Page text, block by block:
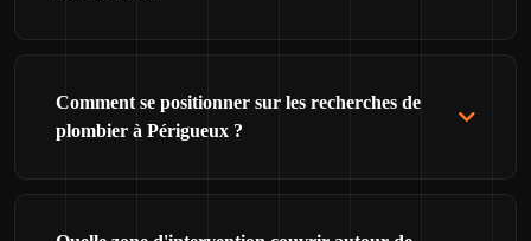
Comment se positionner sur les recherches de
plombier à Périgueux ?